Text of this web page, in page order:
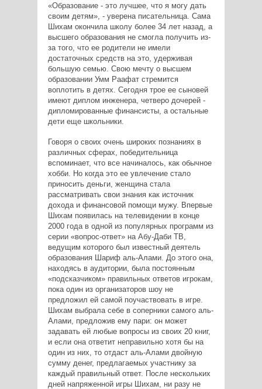
«Образование - это лучшее, что я могу дать
своим детям», - уверена писательница. Сама
Шихам окончила школу более 34 лет назад, а
высшего образования не смогла получить из-
за того, что ее родители не имели
достаточных средств на это, удерживая
большую семью. Свою мечту о высшем
образовании Умм Раафат стремится
воплотить в детях. Сегодня трое ее сыновей
имеют диплом инженера, четверо дочерей -
дипломированные финансисты, а остальные
дети еще школьники.
Говоря о своих очень широких познаниях в
различных сферах, победительница
вспоминает, что все начиналось, как обычное
хобби. Но когда это ее увлечение стало
приносить деньги, женщина стала
рассматривать свои знания как источник
дохода и финансовой помощи мужу. Впервые
Шихам появилась на телевидении в конце
2000 года в одной из популярных программ из
серии «вопрос-ответ» на Абу-Даби ТВ,
ведущим которого был известный деятель
образования Шариф аль-Алами. До этого она,
находясь в аудитории, была постоянным
«подсказчиком» правильных ответов игрокам,
пока один из организаторов шоу не
предложил ей самой поучаствовать в игре.
Шихам выбрала себе в соперники самого аль-
Алами, предложив ему пари: он может
задавать ей любые вопросы из своих 20 книг,
и если она ответит неправильно хотя бы на
один из них, то отдаст аль-Алами двойную
сумму денег, предлагаемых участнику за
каждый правильный ответ. После нескольких
дней напряженной игры Шихам, ни разу не